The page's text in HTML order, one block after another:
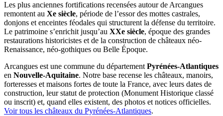
Les plus anciennes fortifications recensées autour de Arcangues
remontent au Xe siècle, période de l’essor des mottes castrales,
donjons et enceintes féodales qui structurent la défense du territoire.
Le patrimoine s’enrichit jusqu’au XXe siècle, époque des grandes
restaurations historicistes et de la construction de châteaux néo-
Renaissance, néo-gothiques ou Belle Époque.
Arcangues est une commune du départementPyrénées-Atlantiques
en Nouvelle-Aquitaine. Notre base recense les châteaux, manoirs,
forteresses et maisons fortes de toute la France, avec leurs dates de
construction, leur statut de protection (Monument Historique classé
ou inscrit) et, quand elles existent, des photos et notices officielles.
Voir tous les châteaux du Pyrénées-Atlantiques.